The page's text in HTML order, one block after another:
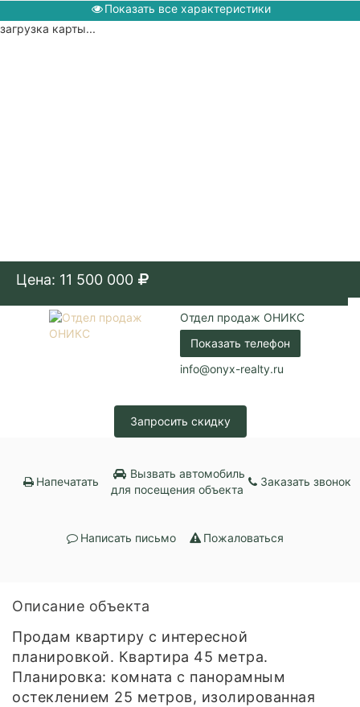
Тип дома:
Монолитно-блочное
Показать все характеристики
загрузка карты...
Цена: 11 500 000
Отдел продаж ОНИКС
Показать телефон
info@onyx-realty.ru
Запросить скидку
Напечатать
Вызвать автомобиль
для посещения объекта
Заказать звонок
Написать письмо Пожаловаться
Описание объекта
Продам квартиру с интересной
планировкой. Квартира 45 метра.
Планировка: комната с панорамным
остеклением 25 метров, изолированная